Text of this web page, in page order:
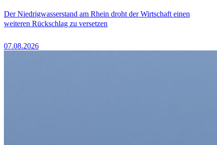
Der Niedrigwasserstand am Rhein droht der Wirtschaft einen
weiteren Rückschlag zu versetzen
07.08.2026